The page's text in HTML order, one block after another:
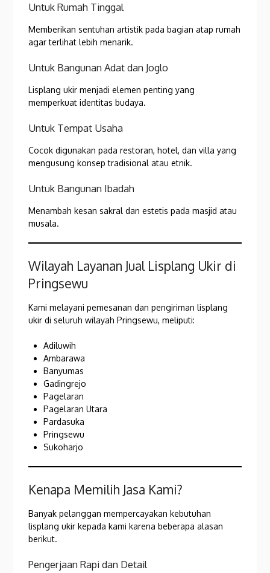
Untuk Rumah Tinggal
Memberikan sentuhan artistik pada bagian atap rumah
agar terlihat lebih menarik.
Untuk Bangunan Adat dan Joglo
Lisplang ukir menjadi elemen penting yang
memperkuat identitas budaya.
Untuk Tempat Usaha
Cocok digunakan pada restoran, hotel, dan villa yang
mengusung konsep tradisional atau etnik.
Untuk Bangunan Ibadah
Menambah kesan sakral dan estetis pada masjid atau
musala.
Wilayah Layanan Jual Lisplang Ukir di
Pringsewu
Kami melayani pemesanan dan pengiriman lisplang
ukir di seluruh wilayah Pringsewu, meliputi:
Adiluwih
Ambarawa
Banyumas
Gadingrejo
Pagelaran
Pagelaran Utara
Pardasuka
Pringsewu
Sukoharjo
Kenapa Memilih Jasa Kami?
Banyak pelanggan mempercayakan kebutuhan
lisplang ukir kepada kami karena beberapa alasan
berikut.
Pengerjaan Rapi dan Detail